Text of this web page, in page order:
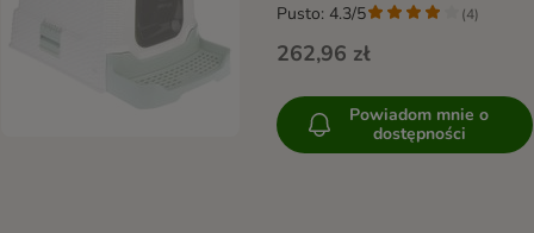
262,96 zł
Pusto: 4.3/5 (4)
Powiadom mnie o
dostępności